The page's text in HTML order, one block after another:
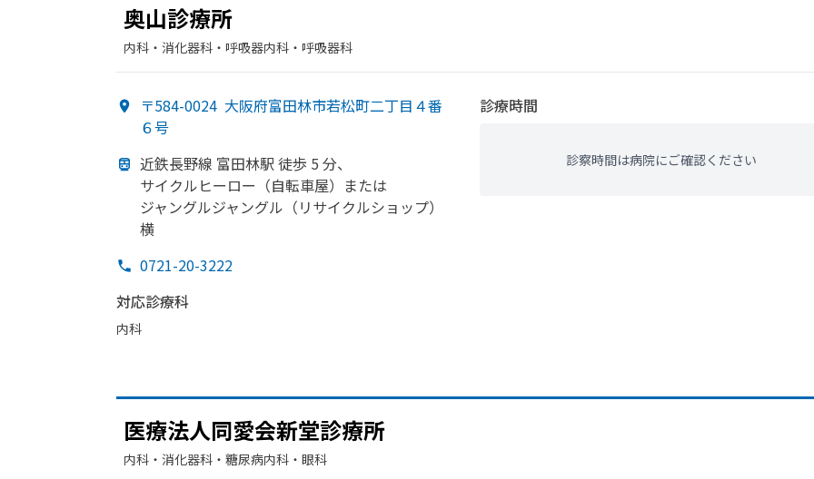
奥山診療所
内科・​消化器科・​呼吸器内科・​呼吸器科
〒584-0024 大阪府富田林市若松町二丁目４番
６号
近鉄長野線 富田林駅 徒歩 5 分、
サイクルヒーロー （自転車屋）または
ジャングルジャングル （リサイクルショップ）
横
0721-20-3222
対応診療科
内科
診療時間
診察時間は病院にご確認ください
医療法人同愛会新堂診療所
内科・​消化器科・​糖尿病内科・​眼科